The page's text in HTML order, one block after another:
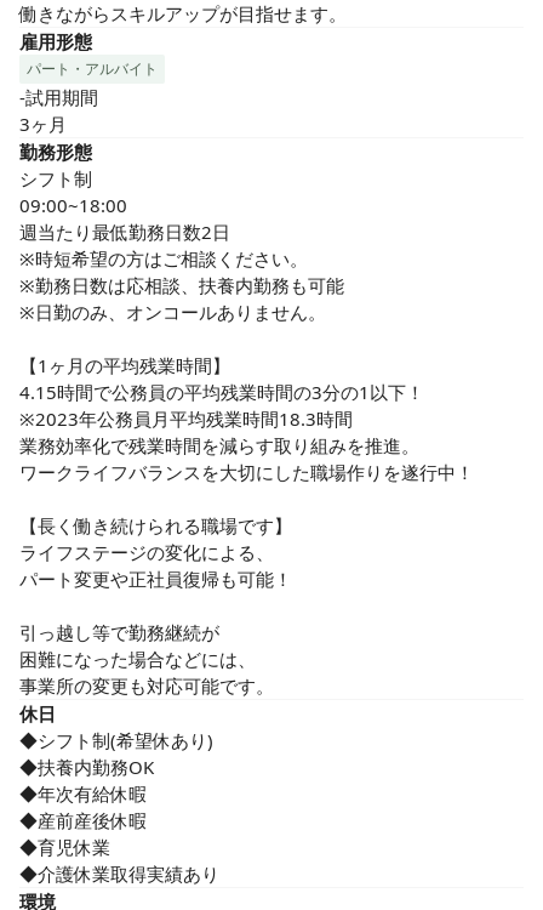
働きながらスキルアップが目指せます。
雇用形態
パート・アルバイト
-試用期間
3ヶ月
勤務形態
シフト制
09:00~18:00
週当たり最低勤務日数2日
※時短希望の方はご相談ください。
※勤務日数は応相談、扶養内勤務も可能
※日勤のみ、オンコールありません。
【1ヶ月の平均残業時間】
4.15時間で公務員の平均残業時間の3分の1以下！
※2023年公務員月平均残業時間18.3時間
業務効率化で残業時間を減らす取り組みを推進。
ワークライフバランスを大切にした職場作りを遂行中！
【長く働き続けられる職場です】
ライフステージの変化による、
パート変更や正社員復帰も可能！
引っ越し等で勤務継続が
困難になった場合などには、
事業所の変更も対応可能です。
休日
◆シフト制(希望休あり)
◆扶養内勤務OK
◆年次有給休暇
◆産前産後休暇
◆育児休業
◆介護休業取得実績あり
環境